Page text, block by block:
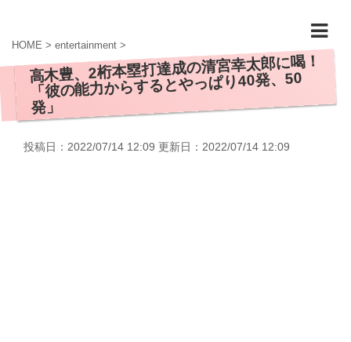
HOME > entertainment >
高木豊、2桁本塁打達成の清宮幸太郎に喝！
「彼の能力からするとやっぱり40発、50
発」
投稿日：2022/07/14 12:09 更新日： 2022/07/14 12:09